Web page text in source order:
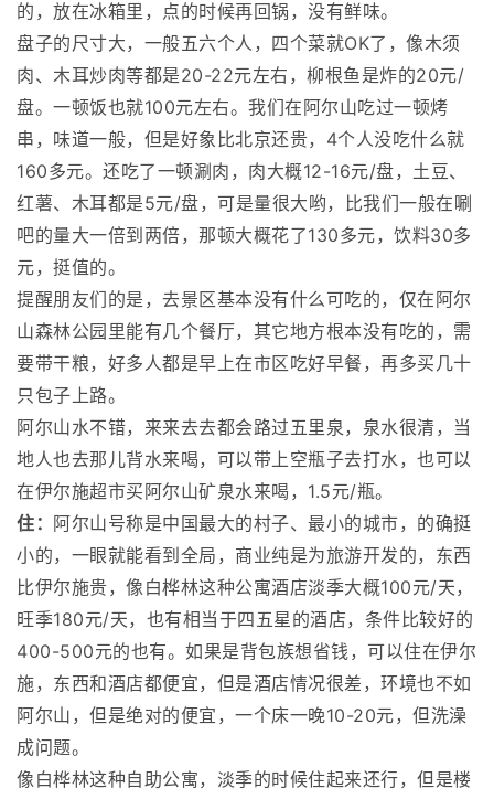
的，放在冰箱里，点的时候再回锅，没有鲜味。
盘子的尺寸大，一般五六个人，四个菜就OK了，像木须
肉、木耳炒肉等都是20-22元左右，柳根鱼是炸的20元/
盘。一顿饭也就100元左右。我们在阿尔山吃过一顿烤
串，味道一般，但是好象比北京还贵，4个人没吃什么就
160多元。还吃了一顿涮肉，肉大概12-16元/盘，土豆、
红薯、木耳都是5元/盘，可是量很大哟，比我们一般在唰
吧的量大一倍到两倍，那顿大概花了130多元，饮料30多
元，挺值的。
提醒朋友们的是，去景区基本没有什么可吃的，仅在阿尔
山森林公园里能有几个餐厅，其它地方根本没有吃的，需
要带干粮，好多人都是早上在市区吃好早餐，再多买几十
只包子上路。
阿尔山水不错，来来去去都会路过五里泉，泉水很清，当
地人也去那儿背水来喝，可以带上空瓶子去打水，也可以
在伊尔施超市买阿尔山矿泉水来喝，1.5元/瓶。
住： 阿尔山号称是中国最大的村子、最小的城市，的确挺
小的，一眼就能看到全局，商业纯是为旅游开发的，东西
比伊尔施贵，像白桦林这种公寓酒店淡季大概100元/天，
旺季180元/天，也有相当于四五星的酒店，条件比较好的
400-500元的也有。如果是背包族想省钱，可以住在伊尔
施，东西和酒店都便宜，但是酒店情况很差，环境也不如
阿尔山，但是绝对的便宜，一个床一晚10-20元，但洗澡
成问题。
像白桦林这种自助公寓，淡季的时候住起来还行，但是楼